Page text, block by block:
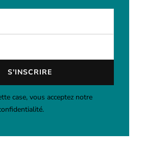
case, vous acceptez notre